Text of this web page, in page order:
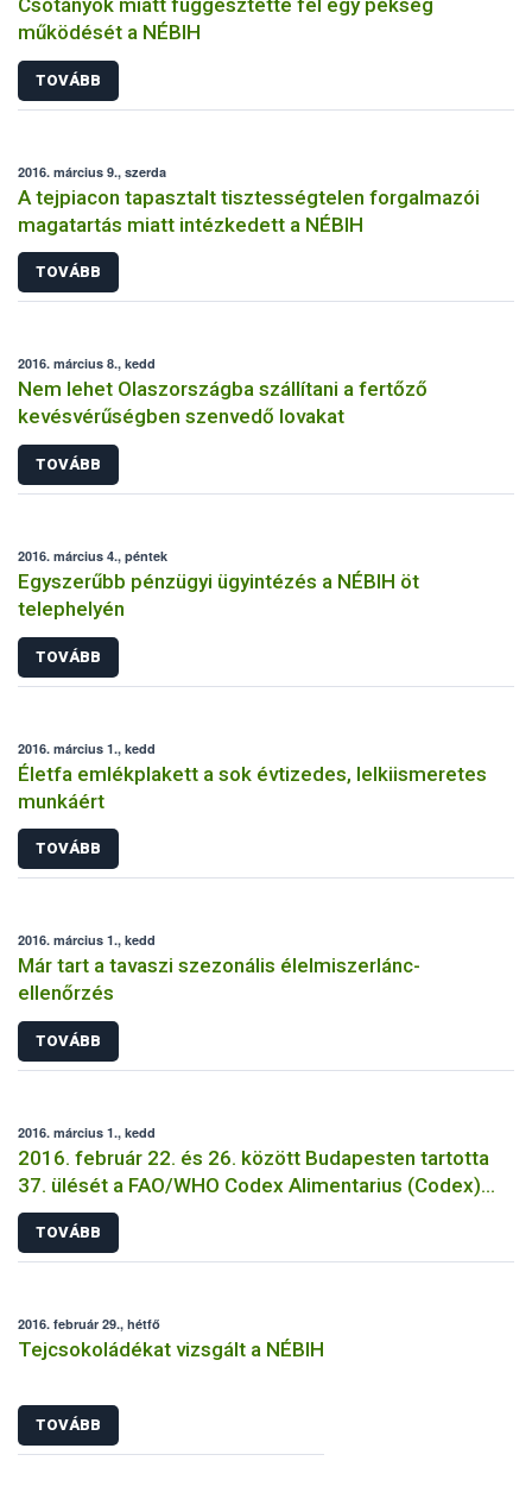
Csótányok miatt függesztette fel egy pékség
működését a NÉBIH
TOVÁBB
2016. március 9., szerda
A tejpiacon tapasztalt tisztességtelen forgalmazói
magatartás miatt intézkedett a NÉBIH
TOVÁBB
2016. március 8., kedd
Nem lehet Olaszországba szállítani a fertőző
kevésvérűségben szenvedő lovakat
TOVÁBB
2016. március 4., péntek
Egyszerűbb pénzügyi ügyintézés a NÉBIH öt
telephelyén
TOVÁBB
2016. március 1., kedd
Életfa emlékplakett a sok évtizedes, lelkiismeretes
munkáért
TOVÁBB
2016. március 1., kedd
Már tart a tavaszi szezonális élelmiszerlánc-
ellenőrzés
TOVÁBB
2016. március 1., kedd
2016. február 22. és 26. között Budapesten tartotta
37. ülését a FAO/WHO Codex Alimentarius (Codex)
Analitikai és Mintavételi Módszerek szakbizottsága
(CCMAS)
TOVÁBB
2016. február 29., hétfő
Tejcsokoládékat vizsgált a NÉBIH
TOVÁBB